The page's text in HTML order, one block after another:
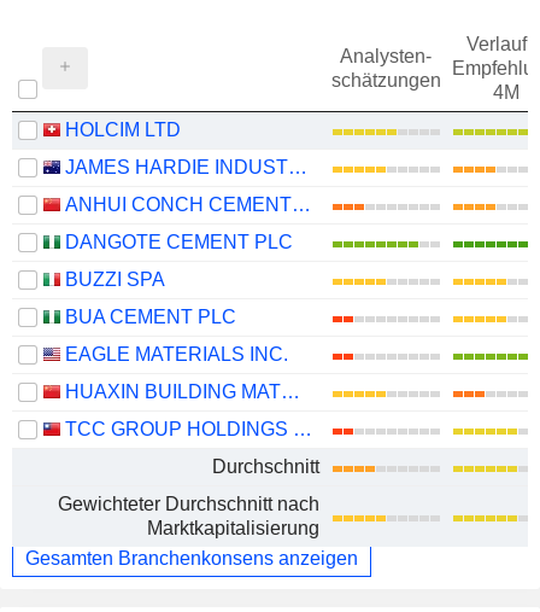
Analysten-
schätzungen
Verlauf
4M
HOLCIM LTD
JAMES HARDIE INDUSTRIES PLC
ANHUI CONCH CEMENT COMPANY LIMITED
DANGOTE CEMENT PLC
BUZZI SPA
BUA CEMENT PLC
EAGLE MATERIALS INC.
HUAXIN BUILDING MATERIALS GROUP CO., LTD.
TCC GROUP HOLDINGS CO., LTD.
Durchschnitt
Gewichteter Durchschnitt nach
Marktkapitalisierung
Gesamten Branchenkonsens anzeigen